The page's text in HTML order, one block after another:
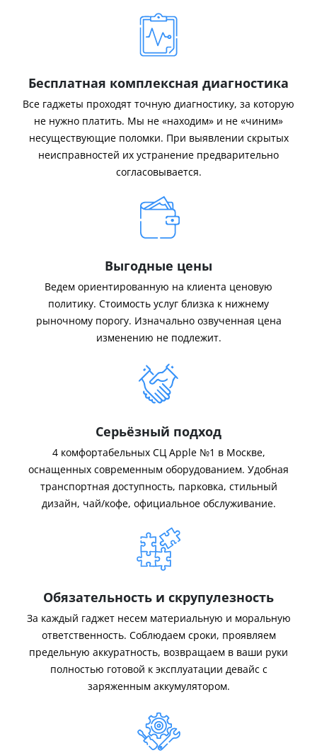
Бесплатная комплексная диагностика
Все гаджеты проходят точную диагностику, за которую
не нужно платить. Мы не «находим» и не «чиним»
несуществующие поломки. При выявлении скрытых
неисправностей их устранение предварительно
согласовывается.
Выгодные цены
Ведем ориентированную на клиента ценовую
политику. Стоимость услуг близка к нижнему
рыночному порогу. Изначально озвученная цена
изменению не подлежит.
Серьёзный подход
4 комфортабельных СЦ Apple №1 в Москве,
оснащенных современным оборудованием. Удобная
транспортная доступность, парковка, стильный
дизайн, чай/кофе, официальное обслуживание.
Обязательность и скрупулезность
За каждый гаджет несем материальную и моральную
ответственность. Соблюдаем сроки, проявляем
предельную аккуратность, возвращаем в ваши руки
полностью готовой к эксплуатации девайс с
заряженным аккумулятором.